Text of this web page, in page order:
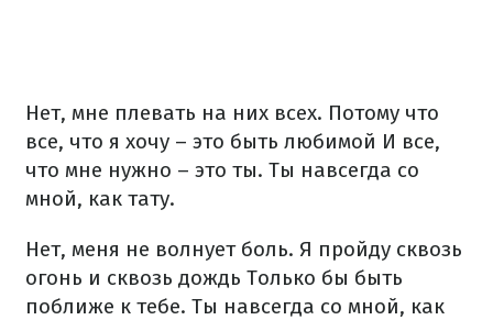
Нет, мне плевать на них всех. Потому что
все, что я хочу – это быть любимой И все,
что мне нужно – это ты. Ты навсегда со
мной, как тату.
Нет, меня не волнует боль. Я пройду сквозь
огонь и сквозь дождь Только бы быть
поближе к тебе. Ты навсегда со мной, как